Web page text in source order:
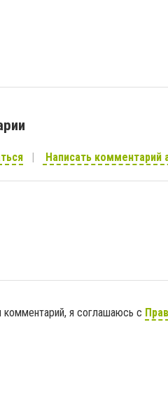
Написать комментарий
я соглашаюсь с